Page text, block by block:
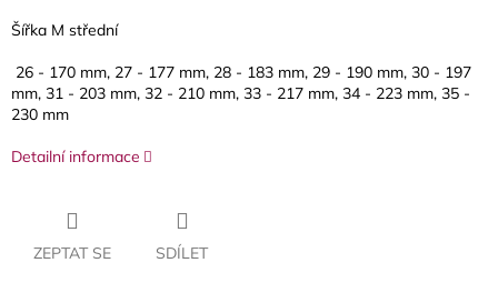
Šířka M střední
26 - 170 mm, 27 - 177 mm, 28 - 183 mm, 29 - 190 mm, 30 - 197
mm, 31 - 203 mm, 32 - 210 mm, 33 - 217 mm, 34 - 223 mm, 35 -
230 mm
Detailní informace
ZEPTAT SE SDÍLET